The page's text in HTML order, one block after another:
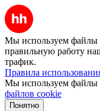
Мы используем файлы
правильную работу
трафик.
Правила
Мы используем файлы
файлов cookie
Понятно